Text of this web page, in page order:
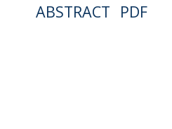
ABSTRACT PDF